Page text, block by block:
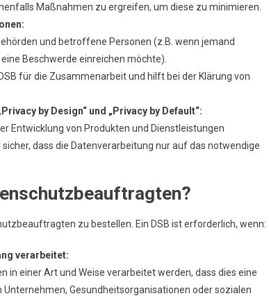
Maßnahmen zu ergreifen, um diese zu minimieren.
und betroffene Personen (z.B. wenn jemand
Beschwerde einreichen möchte).
für die Zusammenarbeit und hilft bei der Klärung von
by Design“ und „Privacy by Default“:
Entwicklung von Produkten und Dienstleistungen
dass die Datenverarbeitung nur auf das notwendige
zu bestellen. Ein DSB ist erforderlich, wenn:
verarbeitet:
in einer Art und Weise verarbeitet werden, dass dies eine
Gesundheitsorganisationen oder sozialen